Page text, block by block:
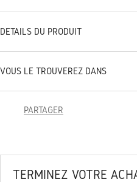
DÉTAILS DU PRODUIT
VOUS LE TROUVEREZ DANS
PARTAGER
TERMINEZ VOTRE